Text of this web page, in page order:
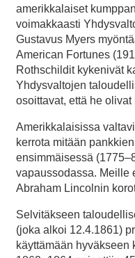
amerikkalaiset
voimakkaasti
Gustavus Myers
American Fortunes
Rothschildit kykenivät
Yhdysvaltojen
osoittavat, että he
Amerikkalaisissa
kerrota mitään
ensimmäisessä
vapaussodassa. Meille
Abraham Lincolnin
Selvitäkseen
(joka alkoi 12.4.1861)
käyttämään hyväkseen